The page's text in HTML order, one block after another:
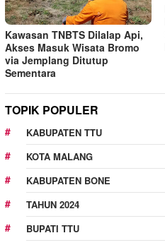
Kawasan TNBTS Dilalap Api,
Akses Masuk Wisata Bromo
via Jemplang Ditutup
Sementara
TOPIK POPULER
KABUPATEN TTU
KOTA MALANG
KABUPATEN BONE
TAHUN 2024
BUPATI TTU